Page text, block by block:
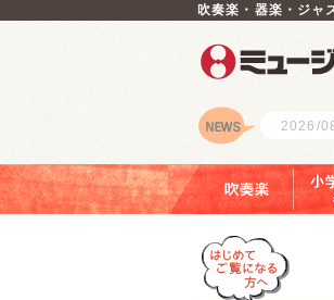
吹奏楽・器楽・ジャ
ロゴ
2026/